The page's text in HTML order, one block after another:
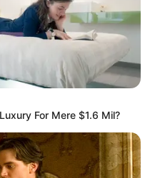
y visitado por
For Mere $1.6 Mil?